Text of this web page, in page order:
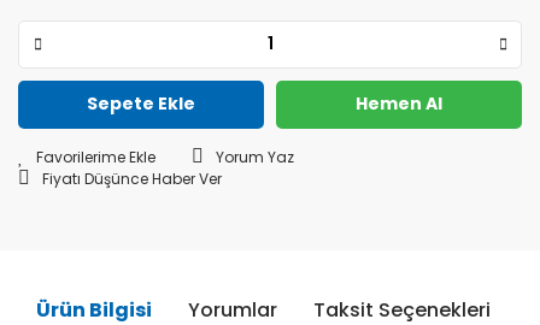
Sepete Ekle Hemen Al
Yorum Yaz
Fiyatı Düşünce Haber Ver
Ürün Bilgisi Yorumlar Taksit Seçenekleri